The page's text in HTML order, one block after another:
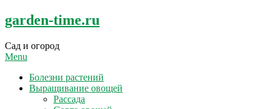
Skip
to
garden-time.ru
Сад и огород
Menu
Болезни растений
Выращивание овощей
Рассада